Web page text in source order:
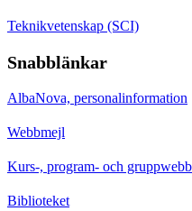
Teknikvetenskap (SCI)
Snabblänkar
AlbaNova, personalinformation
Webbmejl
Kurs-, program- och
Biblioteket